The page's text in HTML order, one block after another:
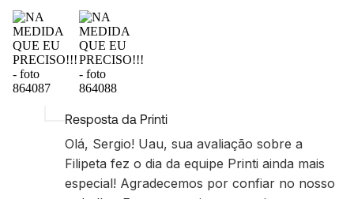
Resposta da Printi
Olá, Sergio! Uau, sua avaliação sobre a
Filipeta fez o dia da equipe Printi ainda mais
especial! Agradecemos por confiar no nosso